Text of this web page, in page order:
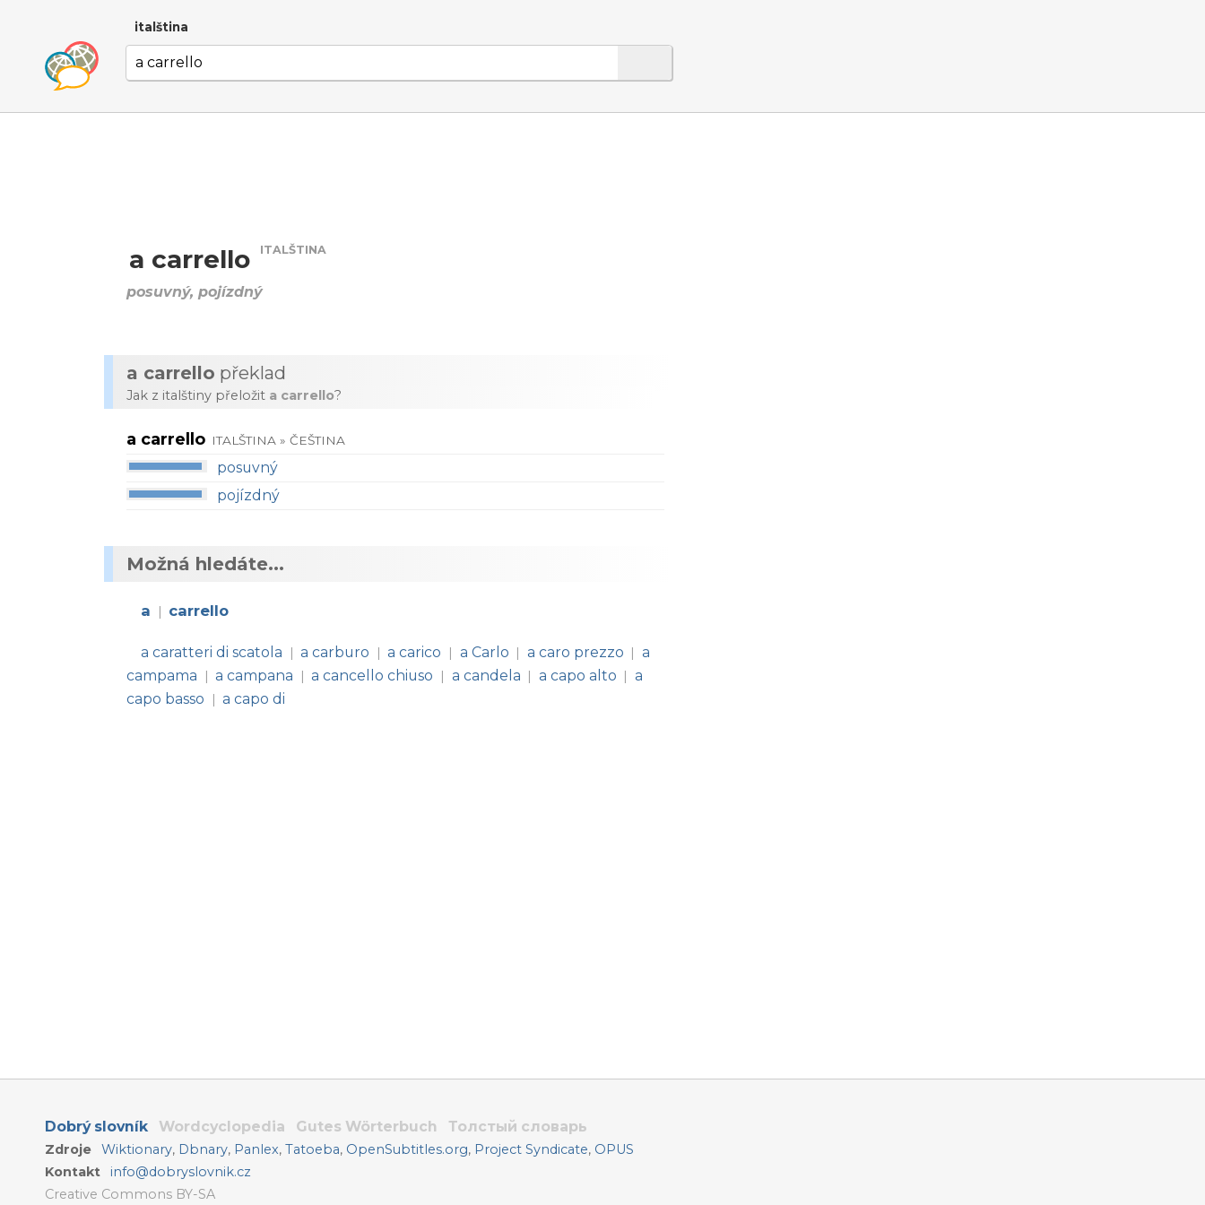
italština
a carrello ITALŠTINA
posuvný, pojízdný
a carrello překlad
Jak z italštiny přeložit a carrello?
a carrello ITALŠTINA » ČEŠTINA
posuvný
pojízdný
Možná hledáte...
a | carrello
a caratteri di scatola | a carburo | a carico | a Carlo | a caro prezzo | a
campama
| a campana | a cancello chiuso | a candela | a capo alto | a
capo basso
| a capo di
Dobrý slovník Wordcyclopedia Gutes Wörterbuch Толстый словарь
Zdroje Wiktionary, Dbnary, Panlex,Tatoeba, OpenSubtitles.org, Project Syndicate, OPUS
Kontakt
info@dobryslovnik.cz
Creative Commons BY-SA